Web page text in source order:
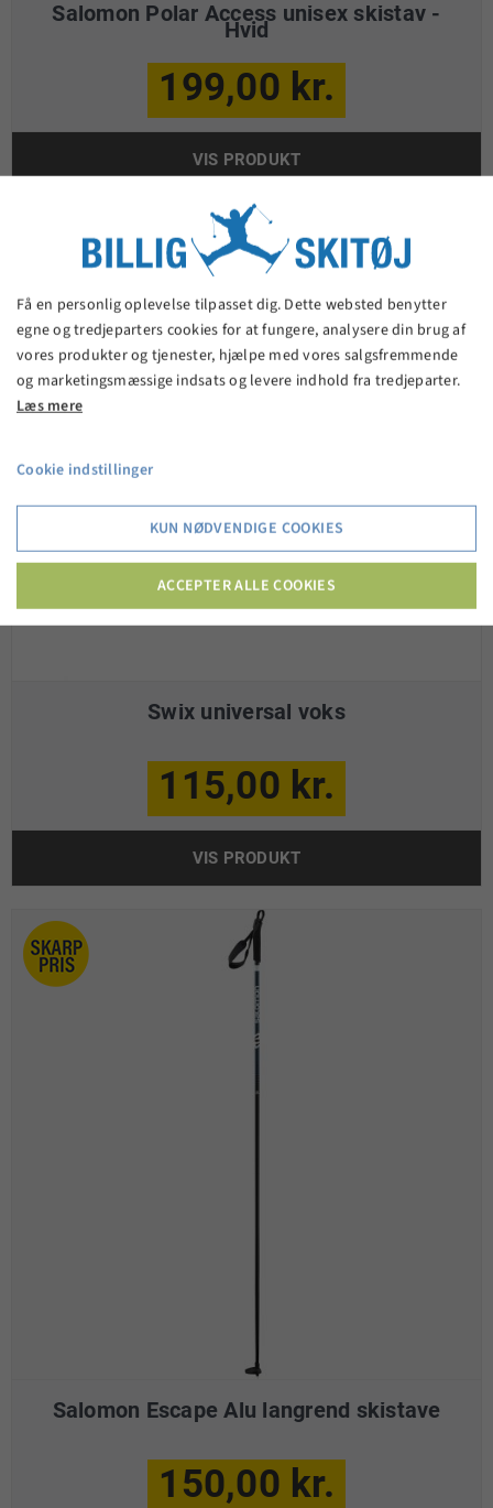
Salomon Polar Access unisex skistav -
Hvid
199,00 kr.
VIS PRODUKT
Swix universal voks
115,00 kr.
VIS PRODUKT
Salomon Escape Alu langrend skistave
150,00 kr.
Få en personlig oplevelse tilpasset dig. Dette websted benytter
egne og tredjeparters cookies for at fungere, analysere din brug af
vores produkter og tjenester, hjælpe med vores salgsfremmende
og marketingsmæssige indsats og levere indhold fra tredjeparter.
Læs mere
Cookie indstillinger
KUN NØDVENDIGE COOKIES
ACCEPTER ALLE COOKIES